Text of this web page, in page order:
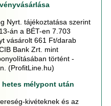
Nyrt. tájékoztatása szerint
án a BÉT-en 7.703
vásárolt 661 Ft/darab
Bank Zrt. mint
történt -
(ProfitLine.hu)
hetes mélypont után
kivéteknek és az